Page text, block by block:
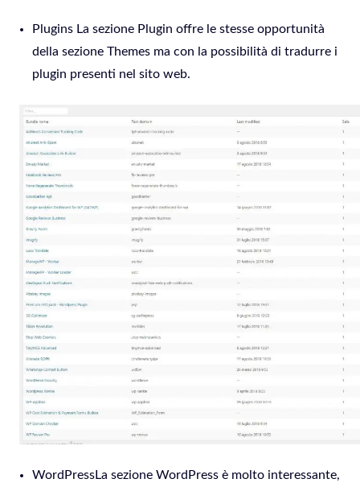
Plugins La sezione Plugin offre le stesse opportunità
della sezione Themes ma con la possibilità di tradurre i
plugin presenti nel sito web.
WordPressLa sezione WordPress è molto interessante,